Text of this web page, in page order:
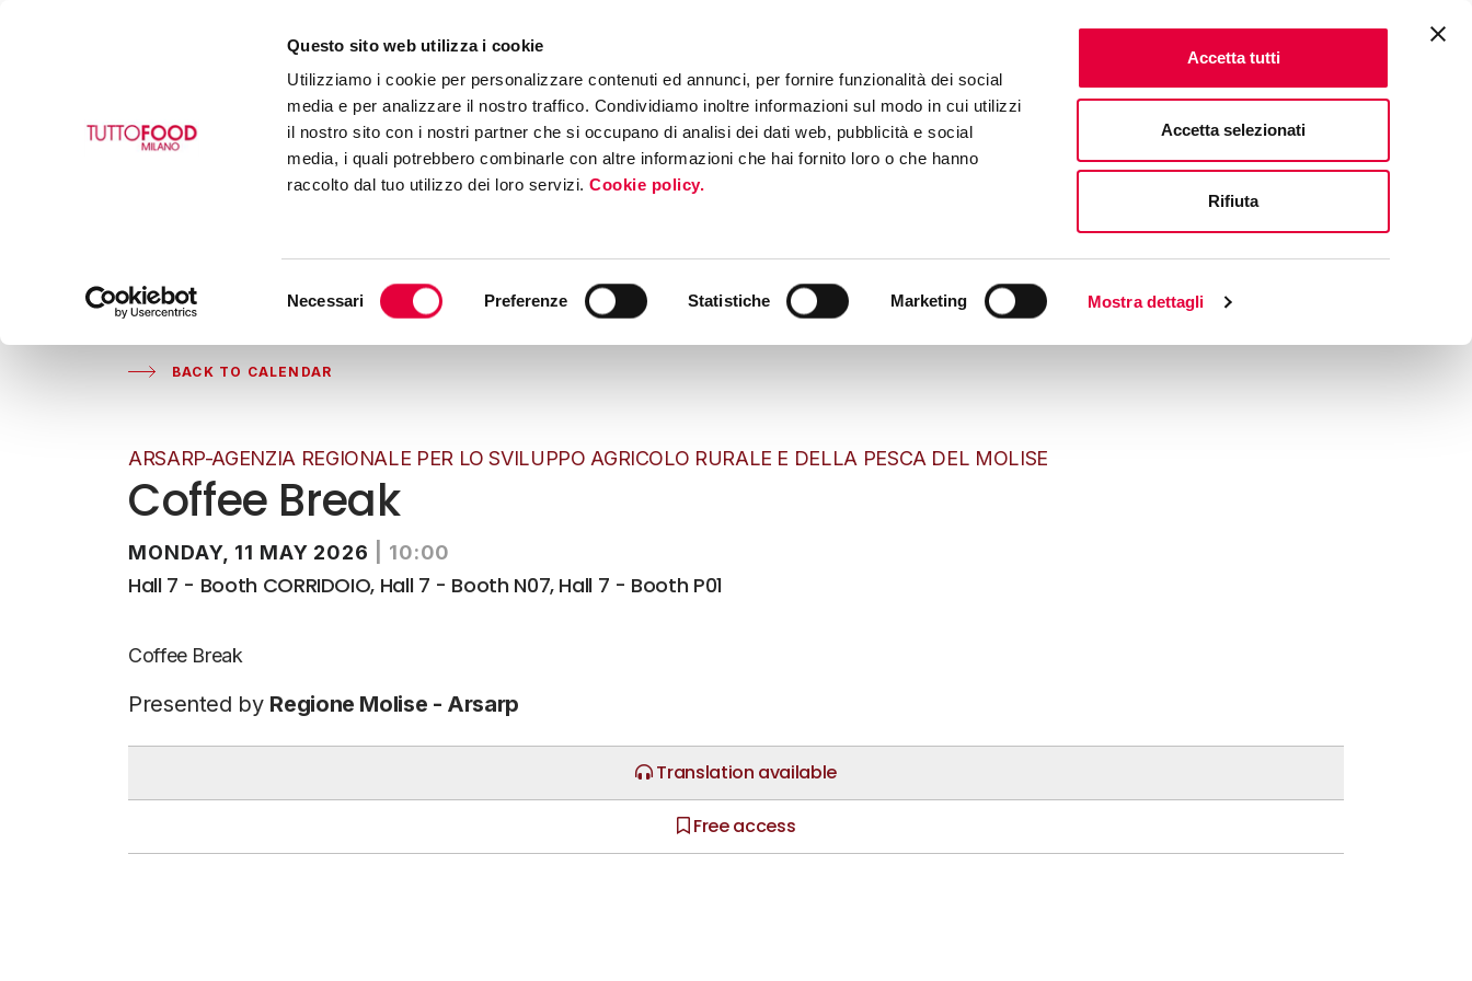
Questo sito web utilizza i cookie
Utilizziamo i cookie per personalizzare contenuti ed annunci, per fornire funzionalità dei social
media e per analizzare il nostro traffico. Condividiamo inoltre informazioni sul modo in cui utilizzi
il nostro sito con i nostri partner che si occupano di analisi dei dati web, pubblicità e social
media, i quali potrebbero combinarle con altre informazioni che hai fornito loro o che hanno
raccolto dal tuo utilizzo dei loro servizi.Cookie policy.
Necessari Preferenze Statistiche Marketing Mostra dettagli
Accetta tutti
Accetta selezionati
Rifiuta
BACK TO CALENDAR
ARSARP-AGENZIA REGIONALE PER LO SVILUPPO AGRICOLO RURALE E DELLA PESCA DEL MOLISE
Coffee Break
MONDAY, 11 MAY 2026 10:00
Hall 7 - Booth CORRIDOIO, Hall 7 - Booth N07, Hall 7 - Booth P01
Coffee Break
Presented by Regione Molise - Arsarp
Translation available
Free access